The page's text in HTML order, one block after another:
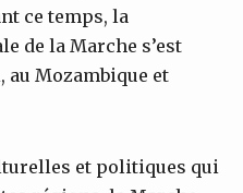
ce temps, la
de la Marche s’est
au Mozambique et
et politiques qui